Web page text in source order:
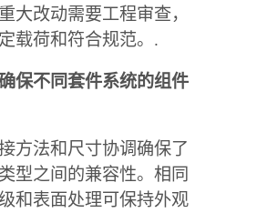
大改动需要工程审查，
载荷和符合规范。.
保不同套件系统的组件
方法和尺寸协调确保了
型之间的兼容性。相同
和表面处理可保持外观